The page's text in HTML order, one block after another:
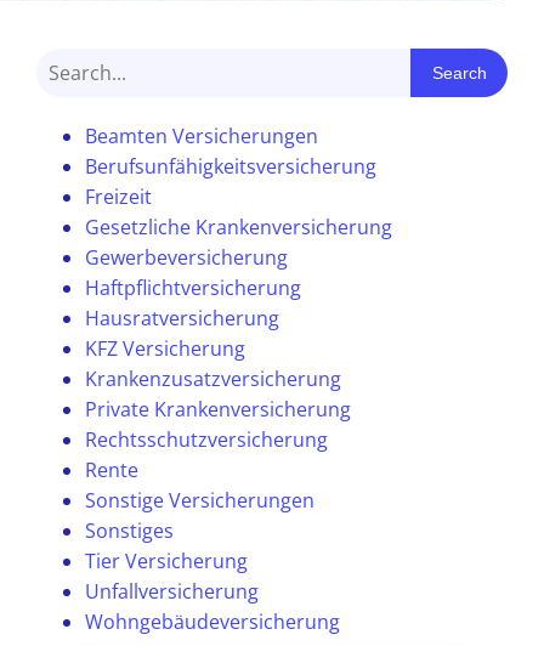
Search
Beamten Versicherungen
Berufsunfähigkeitsversicherung
Freizeit
Gesetzliche Krankenversicherung
Gewerbeversicherung
Haftpflichtversicherung
Hausratversicherung
KFZ Versicherung
Krankenzusatzversicherung
Private Krankenversicherung
Rechtsschutzversicherung
Rente
Sonstige Versicherungen
Sonstiges
Tier Versicherung
Unfallversicherung
Wohngebäudeversicherung